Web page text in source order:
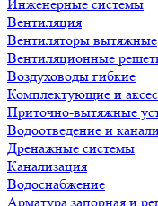
Инженерные системы
Вентиляция
Вентиляторы вытяжные
Вентиляционные
Воздуховоды гибкие
Комплектующие и
Приточно-вытяжные
Водоотведение и
Дренажные системы
Канализация
Водоснабжение
Арматура запорная и